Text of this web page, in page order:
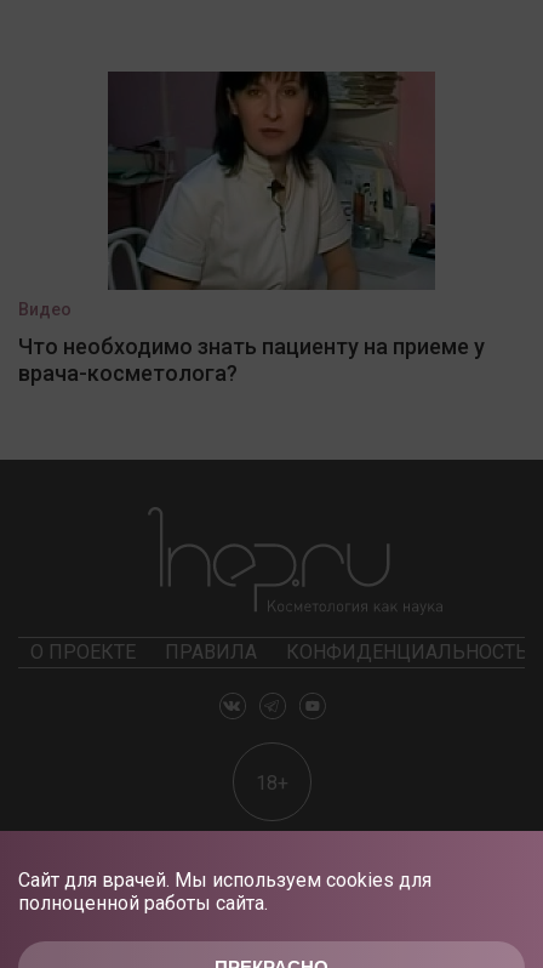
Сайт для врачей. Мы используем cookies для
полноценной работы сайта.
Видео
Что необходимо знать пациенту на приеме у
врача-косметолога?
О ПРОЕКТЕ ПРАВИЛА КОНФИДЕНЦИАЛЬНОСТЬ
18+